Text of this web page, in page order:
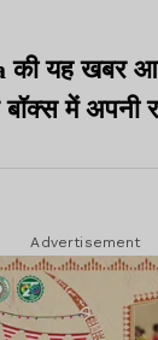
यह खबर
में अपनी
Advertisement